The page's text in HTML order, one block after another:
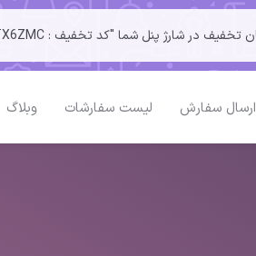
ارسال سفارش لیست سفارشات وبلاگ